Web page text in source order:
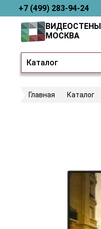
+7 (499) 283-94-24
Каталог
ВИДЕОСТЕНЫ
МОСКВА
Главная Каталог